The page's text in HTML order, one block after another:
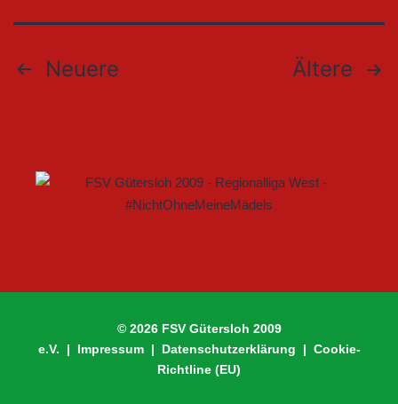
Neuere Ältere
© 2026 FSV Gütersloh 2009
e.V. | Impressum| Datenschutzerklärung | Cookie-
Richtline (EU)